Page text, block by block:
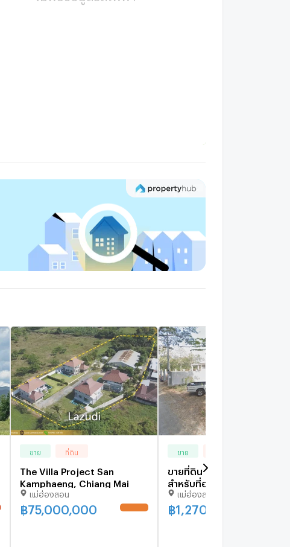
ขาย ที่ดิน
The Villa Project San
Kamphaeng, Chiang Mai
แม่ฮ่องสอน
฿75,000,000
ขาย
ขายที่ดิน 97 ตรว.ในหมู่บ้าน
สำหรับที่อยู่อาศัย
ในอ.สันกำแพง
แม่ฮ่องสอน
฿1,270,000